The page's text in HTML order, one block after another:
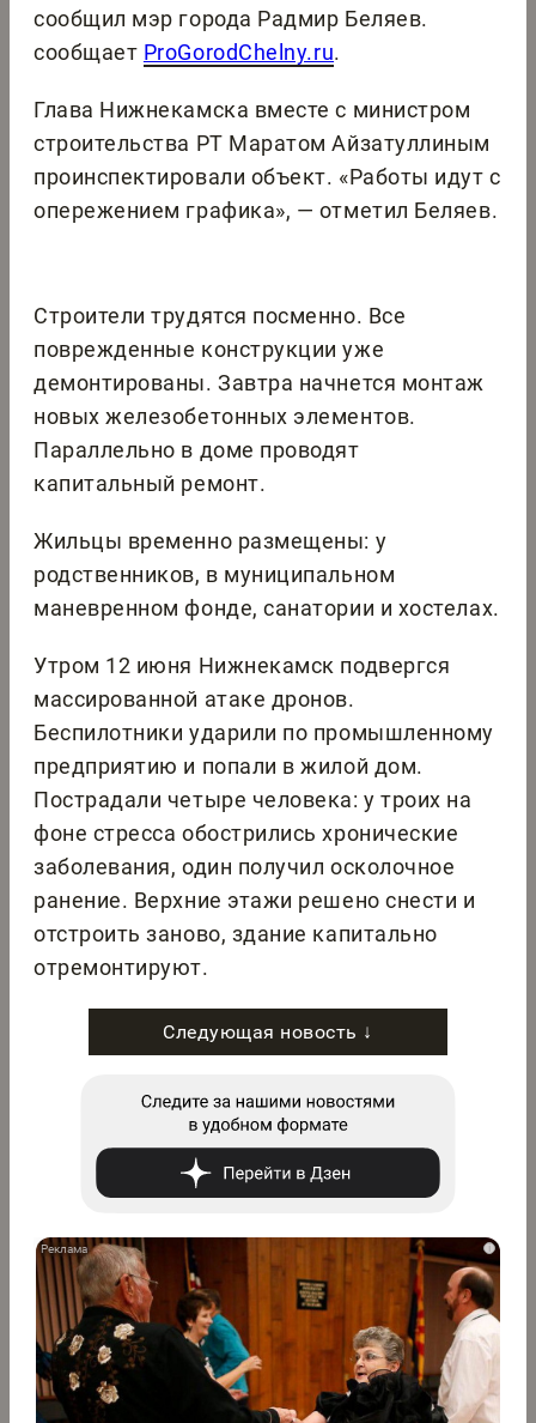
сообщил мэр города Радмир Беляев.
сообщает ProGorodChelny.ru.
Глава Нижнекамска вместе с министром
строительства РТ Маратом Айзатуллиным
проинспектировали объект. «Работы идут с
опережением графика», — отметил Беляев.
Строители трудятся посменно. Все
поврежденные конструкции уже
демонтированы. Завтра начнется монтаж
новых железобетонных элементов.
Параллельно в доме проводят
капитальный ремонт.
Жильцы временно размещены: у
родственников, в муниципальном
маневренном фонде, санатории и хостелах.
Утром 12 июня Нижнекамск подвергся
массированной атаке дронов.
Беспилотники ударили по промышленному
предприятию и попали в жилой дом.
Пострадали четыре человека: у троих на
фоне стресса обострились хронические
заболевания, один получил осколочное
ранение. Верхние этажи решено снести и
отстроить заново, здание капитально
отремонтируют.
Следующая новость ↓
i